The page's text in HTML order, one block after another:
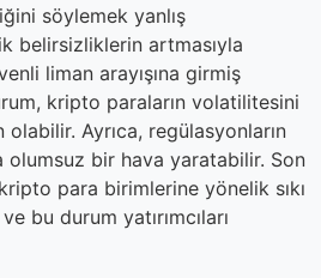
söylemek yanlış
belirsizliklerin artmasıyla
liman arayışına girmiş
kripto paraların volatilitesini
Ayrıca, regülasyonların
bir hava yaratabilir. Son
para birimlerine yönelik sıkı
bu durum yatırımcıları